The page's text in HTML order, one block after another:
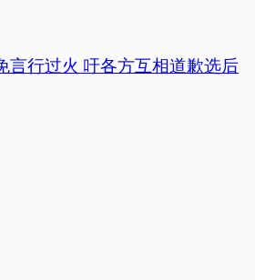
言行过火 吁各方互相道歉选后